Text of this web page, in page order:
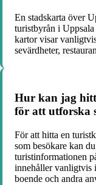
En stadskarta över
turistbyrån i
kartor visar
sevärdheter,
Hur kan jag
för att utforska
För att hitta en
som besökare kan
turistinformationen
innehåller vanligtvis
boende och andra